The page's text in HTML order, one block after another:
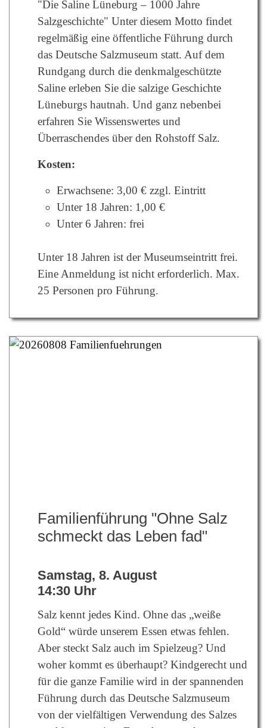
"Die Saline Lüneburg – 1000 Jahre
Salzgeschichte" Unter diesem Motto findet
regelmäßig eine öffentliche Führung durch
das Deutsche Salzmuseum statt. Auf dem
Rundgang durch die denkmalgeschützte
Saline erleben Sie die salzige Geschichte
Lüneburgs hautnah. Und ganz nebenbei
erfahren Sie Wissenswertes und
Überraschendes über den Rohstoff Salz.
Kosten:
Erwachsene: 3,00 € zzgl. Eintritt
Unter 18 Jahren: 1,00 €
Unter 6 Jahren: frei
Unter 18 Jahren ist der Museumseintritt frei.
Eine Anmeldung ist nicht erforderlich. Max.
25 Personen pro Führung.
Familienführung "Ohne Salz
schmeckt das Leben fad"
Samstag, 8. August
14:30 Uhr
Salz kennt jedes Kind. Ohne das „weiße
Gold“ würde unserem Essen etwas fehlen.
Aber steckt Salz auch im Spielzeug? Und
woher kommt es überhaupt? Kindgerecht und
für die ganze Familie wird in der spannenden
Führung durch das Deutsche Salzmuseum
von der vielfältigen Verwendung des Salzes